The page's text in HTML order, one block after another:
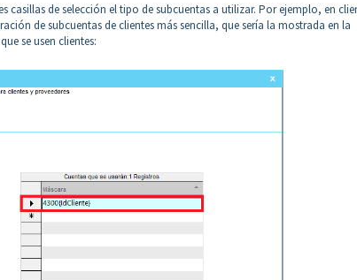
de selección el tipo de subcuentas a utilizar. Por ejemplo, en
de subcuentas de clientes más sencilla, que sería la mostrada en la
se usen clientes: